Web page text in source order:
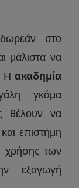
στο
μάλιστα να
Η ακαδημία
γκάμα
θέλουν να
επιστήμη
χρήσης των
εξαγωγή